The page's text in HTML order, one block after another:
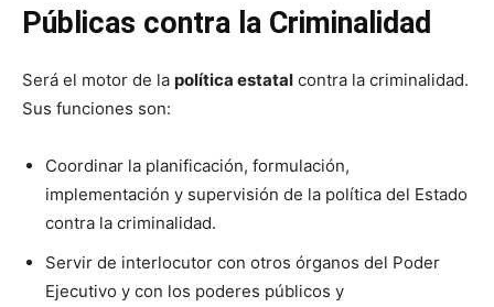
Públicas contra la Criminalidad
Será el motor de la política estatal contra la criminalidad.
Sus funciones son:
Coordinar la planificación, formulación,
implementación y supervisión de la política del Estado
contra la criminalidad.
Servir de interlocutor con otros órganos del Poder
Ejecutivo y con los poderes públicos y